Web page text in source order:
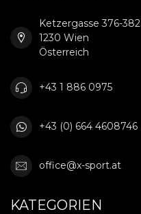
Ketzergasse 376-382
1230 Wien
Österreich
+43 1 886 0975
+43 (0) 664 4608746
office@x-sport.at
KATEGORIEN